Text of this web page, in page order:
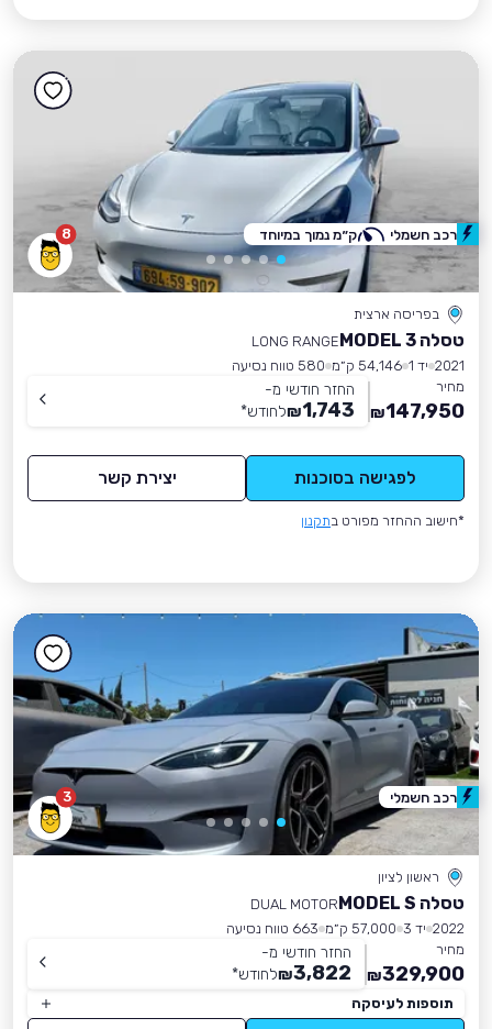
8
בפריסה ארצית
טסלה MODEL 3
LONG RANGE
2021 יד 1 54,146 ק״מ
580 טווח נסיעה
מחיר
147,950
₪
החזר חודשי מ-
1,743
₪לחודש*
לפגישה בסוכנות יצירת קשר
*חישוב ההחזר מפורט בתקנון
רכב חשמלי ק״מ נמוך במיוחד
3
ראשון לציון
טסלה MODEL S
DUAL MOTOR
2022 יד 3 57,000 ק״מ
663 טווח נסיעה
מחיר
329,900
₪
החזר חודשי מ-
3,822
₪לחודש*
תוספות לעיסקה
רכב חשמלי